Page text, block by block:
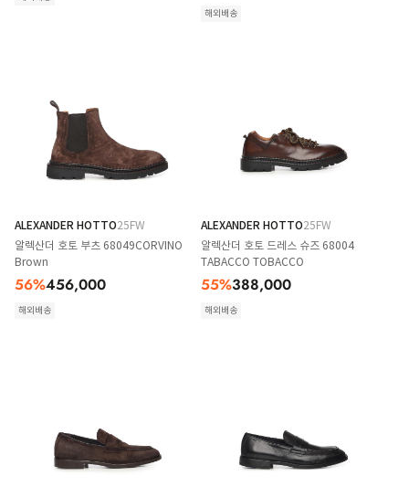
해외배송
ALEXANDER HOTTO25FW
알렉산더 호토 부츠 68049CORVINO
Brown
56%456,000
해외배송
ALEXANDER HOTTO25FW
알렉산더 호토 드레스 슈즈 68004
TABACCO TOBACCO
55%388,000
해외배송